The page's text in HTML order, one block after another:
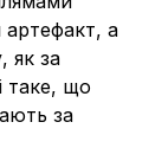
артефакт, а
як за
таке, що
за